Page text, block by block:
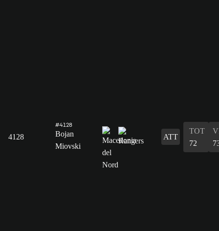
4128
#4128
Bojan
Miovski
ATT
TOT
72